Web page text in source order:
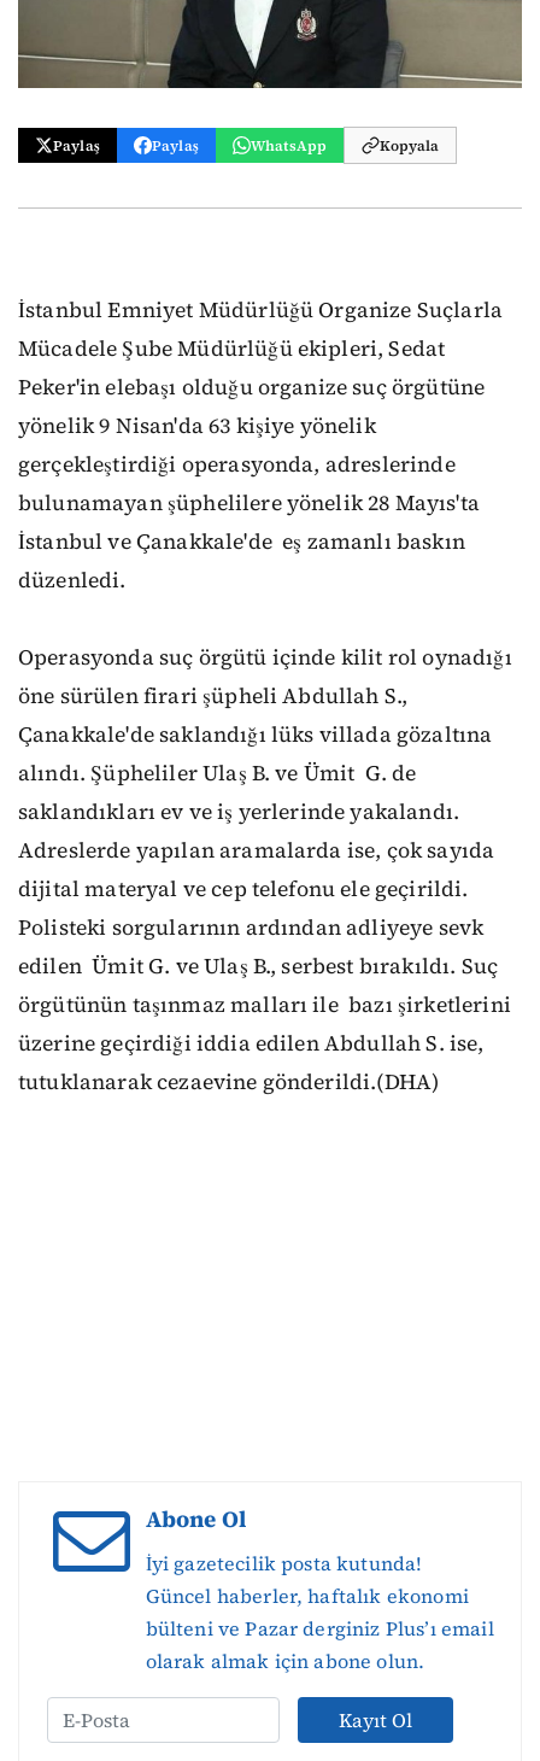
Paylaş Paylaş WhatsApp Kopyala
İstanbul Emniyet Müdürlüğü Organize Suçlarla
Mücadele Şube Müdürlüğü ekipleri, Sedat
Peker'in elebaşı olduğu organize suç örgütüne
yönelik 9 Nisan'da 63 kişiye yönelik
gerçekleştirdiği operasyonda, adreslerinde
bulunamayan şüphelilere yönelik 28 Mayıs'ta
İstanbul ve Çanakkale'de eş zamanlı baskın
düzenledi.
Operasyonda suç örgütü içinde kilit rol oynadığı
öne sürülen firari şüpheli Abdullah S.,
Çanakkale'de saklandığı lüks villada gözaltına
alındı. Şüpheliler Ulaş B. ve Ümit G. de
saklandıkları ev ve iş yerlerinde yakalandı.
Adreslerde yapılan aramalarda ise, çok sayıda
dijital materyal ve cep telefonu ele geçirildi.
Polisteki sorgularının ardından adliyeye sevk
edilen Ümit G. ve Ulaş B., serbest bırakıldı. Suç
örgütünün taşınmaz malları ile bazı şirketlerini
üzerine geçirdiği iddia edilen Abdullah S. ise,
tutuklanarak cezaevine gönderildi.(DHA)
Abone Ol
İyi gazetecilik posta kutunda!
Güncel haberler, haftalık ekonomi
bülteni ve Pazar derginiz Plus’ı email
olarak almak için abone olun.
Kayıt Ol